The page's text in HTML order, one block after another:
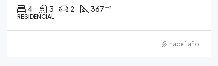
4 3 2 367m²
RESIDENCIAL
hace 1 año